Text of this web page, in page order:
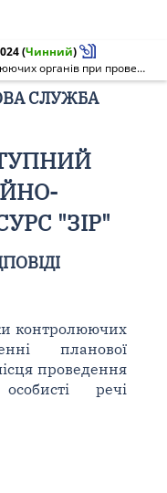
(Чинний)
Чи мають право працівники контролюючих органів при проведенні планової (позапланової) перевірки місця проведення розрахунків оглядати особисті речі працівника підприємства?
СЛУЖБА
"ЗІР"
контролюючих
планової
проведення
речі